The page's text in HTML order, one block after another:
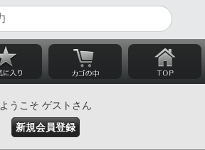
ようこそ ゲストさん
新規会員登録